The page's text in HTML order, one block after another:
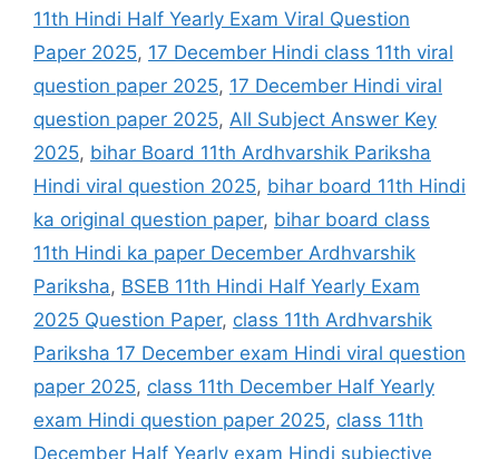
11th Hindi Half Yearly Exam Viral Question
Paper 2025, 17 December Hindi class 11th viral
question paper 2025, 17 December Hindi viral
question paper 2025, All Subject Answer Key
2025, bihar Board 11th Ardhvarshik Pariksha
Hindi viral question 2025, bihar board 11th Hindi
ka original question paper, bihar board class
11th Hindi ka paper December Ardhvarshik
Pariksha, BSEB 11th Hindi Half Yearly Exam
2025 Question Paper, class 11th Ardhvarshik
Pariksha 17 December exam Hindi viral question
paper 2025, class 11th December Half Yearly
exam Hindi question paper 2025, class 11th
December Half Yearly exam Hindi subjective